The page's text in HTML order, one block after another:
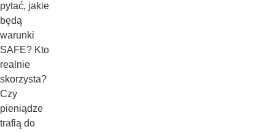
pytać, jakie
będą
warunki
SAFE? Kto
realnie
skorzysta?
Czy
pieniądze
trafią do